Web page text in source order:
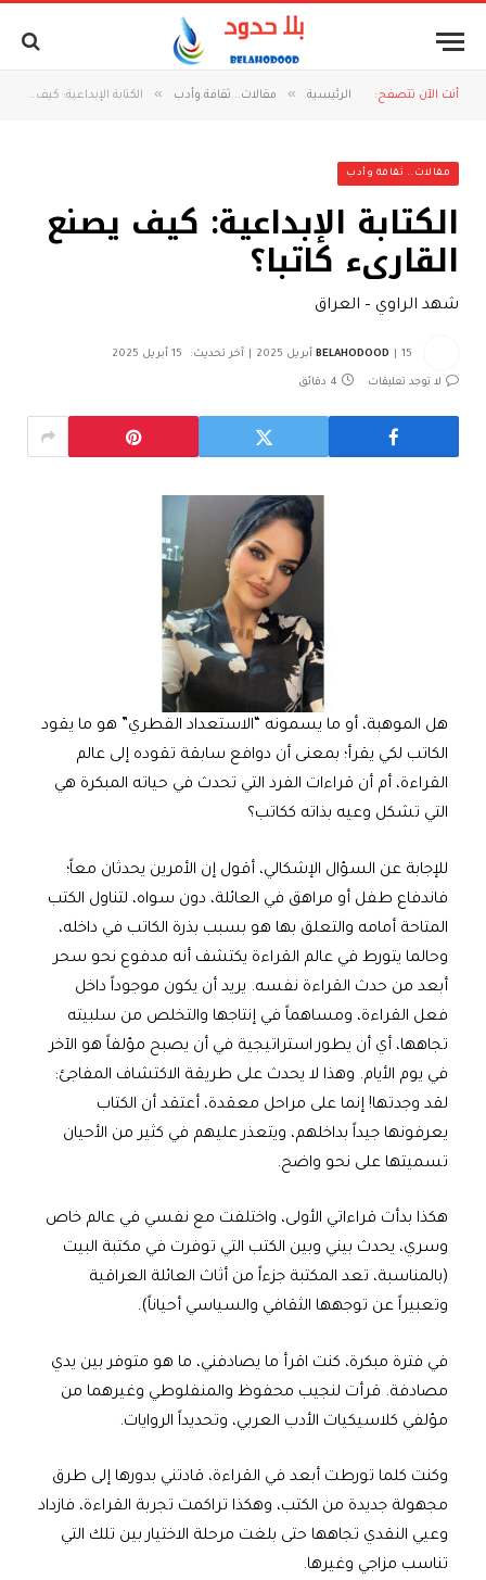
أنت الآن تتصفح: الرئيسية » مقالات.. ثقافة وأدب » الكتابة الإبداعية: كيف يصنع القارىء كاتبا؟
مقالات.. ثقافة وأدب
الكتابة الإبداعية: كيف يصنع
القارىء كاتبا؟
شهد الراوي – العراق
BELAHODOOD 15 أبريل 2025 آخر تحديث: 15 أبريل 2025
لا توجد تعليقات 4 دقائق
هل الموهبة، أو ما يسمونه “الاستعداد الفطري” هو ما يقود
الكاتب لكي يقرأ؛ بمعنى أن دوافع سابقة تقوده إلى عالم
القراءة، أم أن قراءات الفرد التي تحدث في حياته المبكرة هي
التي تشكل وعيه بذاته ككاتب؟
للإجابة عن السؤال الإشكالي، أقول إن الأمرين يحدثان معاً؛
فاندفاع طفل أو مراهق في العائلة، دون سواه، لتناول الكتب
المتاحة أمامه والتعلق بها هو بسبب بذرة الكاتب في داخله،
وحالما يتورط في عالم القراءة يكتشف أنه مدفوع نحو سحر
أبعد من حدث القراءة نفسه. يريد أن يكون موجوداً داخل
فعل القراءة، ومساهماً في إنتاجها والتخلص من سلبيته
تجاهها، أي أن يطور استراتيجية في أن يصبح مؤلفاً هو الآخر
في يوم الأيام. وهذا لا يحدث على طريقة الاكتشاف المفاجئ:
لقد وجدتها! إنما على مراحل معقدة، أعتقد أن الكتاب
يعرفونها جيداً بداخلهم، ويتعذر عليهم في كثير من الأحيان
تسميتها على نحو واضح.
هكذا بدأت قراءاتي الأولى، واختلفت مع نفسي في عالم خاص
وسري، يحدث بيني وبين الكتب التي توفرت في مكتبة البيت
(بالمناسبة، تعد المكتبة جزءاً من أثاث العائلة العراقية
وتعبيراً عن توجهها الثقافي والسياسي أحياناً).
في فترة مبكرة، كنت اقرأ ما يصادفني، ما هو متوفر بين يدي
مصادفة. قرأت لنجيب محفوظ والمنفلوطي وغيرهما من
مؤلفي كلاسيكيات الأدب العربي، وتحديداً الروايات.
وكنت كلما تورطت أبعد في القراءة، قادتني بدورها إلى طرق
مجهولة جديدة من الكتب، وهكذا تراكمت تجربة القراءة، فازداد
وعيي النقدي تجاهها حتى بلغت مرحلة الاختيار بين تلك التي
تناسب مزاجي وغيرها.